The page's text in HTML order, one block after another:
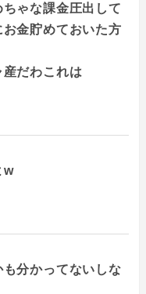
ゃな課金圧出して
金貯めておいた方
だわこれは
w
分かってないしな